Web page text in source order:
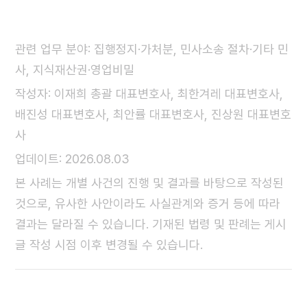
관련 업무 분야: 집행정지·가처분, 민사소송 절차·기타 민
사, 지식재산권·영업비밀
작성자: 이재희 총괄 대표변호사, 최한겨레 대표변호사,
배진성 대표변호사, 최안률 대표변호사, 진상원 대표변호
사
업데이트: 2026.08.03
본 사례는 개별 사건의 진행 및 결과를 바탕으로 작성된
것으로, 유사한 사안이라도 사실관계와 증거 등에 따라
결과는 달라질 수 있습니다. 기재된 법령 및 판례는 게시
글 작성 시점 이후 변경될 수 있습니다.